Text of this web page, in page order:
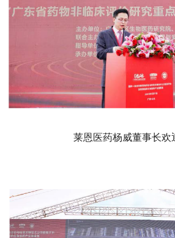
莱恩医药杨威董事长欢